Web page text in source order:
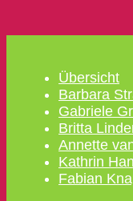
Übersicht
Barbara
Gabriele
Britta
Annette
Kathrin
Fabian